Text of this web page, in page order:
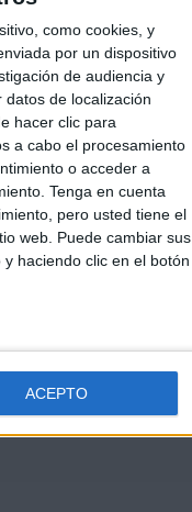
como cookies, y
por un dispositivo
de audiencia y
de localización
hacer clic para
a cabo el procesamiento
o acceder a
Tenga en cuenta
pero usted tiene el
web. Puede cambiar sus
haciendo clic en el botón
ACEPTO